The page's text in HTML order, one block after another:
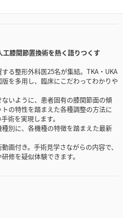
膝関節置換術を熱く語りつくす
る整形外科医25名が集結。TKA・UKA
を多用し、臨床にこだわってわかりや
いように、患者固有の膝関節面の傾
の特性を踏まえた各種調整の方法に
術を実現します。
別に、各機種の特徴を踏まえた最新
画付き。手術見学さながらの内容で、
修を疑似体験できます。